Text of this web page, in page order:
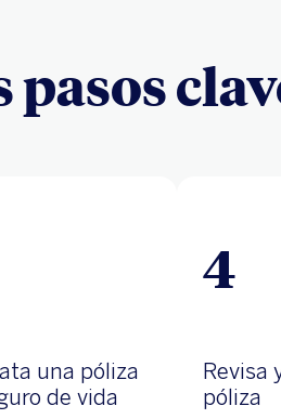
una póliza
de vida
4
Revisa
póliza